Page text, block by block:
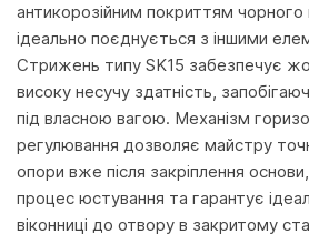
антикорозійним покриттям чорного
ідеально поєднується з іншими
Стрижень типу SK15 забезпечує
високу несучу здатність,
під власною вагою. Механізм
регулювання дозволяє майстру
опори вже після закріплення
процес юстування та гарантує
віконниці до отвору в закритому